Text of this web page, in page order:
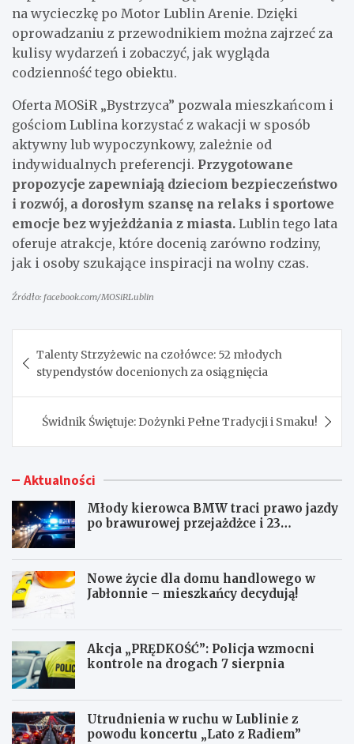
na wycieczkę po Motor Lublin Arenie. Dzięki
oprowadzaniu z przewodnikiem można zajrzeć za
kulisy wydarzeń i zobaczyć, jak wygląda
codzienność tego obiektu.
Oferta MOSiR „Bystrzyca” pozwala mieszkańcom i
gościom Lublina korzystać z wakacji w sposób
aktywny lub wypoczynkowy, zależnie od
indywidualnych preferencji. Przygotowane
propozycje zapewniają dzieciom bezpieczeństwo
i rozwój, a dorosłym szansę na relaks i sportowe
emocje bez wyjeżdżania z miasta. Lublin tego lata
oferuje atrakcje, które docenią zarówno rodziny,
jak i osoby szukające inspiracji na wolny czas.
Źródło: facebook.com/MOSiRLublin
wpisu
Talenty Strzyżewic na czołówce: 52 młodych
stypendystów docenionych za osiągnięcia
Świdnik Świętuje: Dożynki Pełne Tradycji i Smaku!
Aktualności
Młody kierowca BMW traci prawo jazdy
po brawurowej przejażdżce i 23
Nowe życie dla domu handlowego w
Jabłonnie – mieszkańcy decydują!
Akcja „PRĘDKOŚĆ”: Policja wzmocni
kontrole na drogach 7 sierpnia
Utrudnienia w ruchu w Lublinie z
powodu koncertu „Lato z Radiem”